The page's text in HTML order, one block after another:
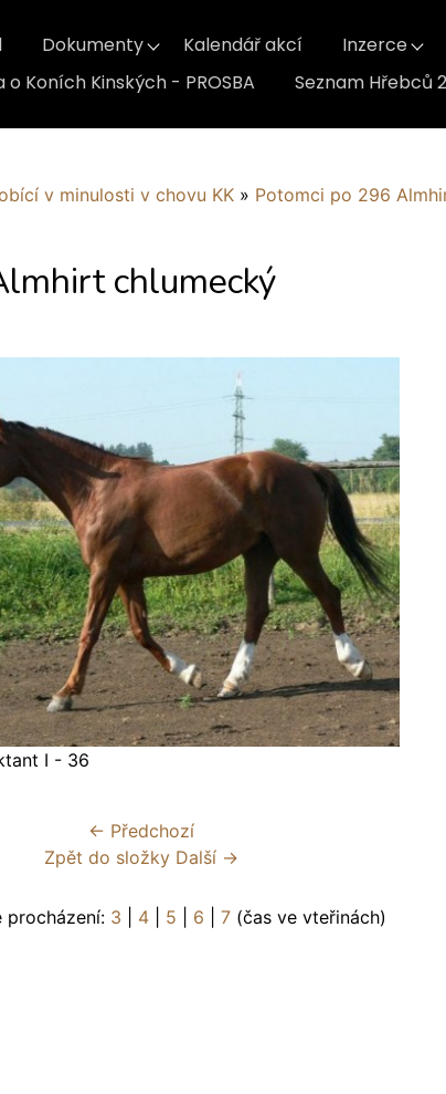
Dokumenty Kalendář akcí Inzerce
o Koních Kinských - PROSBA
Seznam Hřebců
v minulosti v chovu KK » Potomci po 296
chlumecký
I - 36
← Předchozí
Zpět do složky Další →
procházení: 3 4| 5 6 7(čas ve vteřinách)